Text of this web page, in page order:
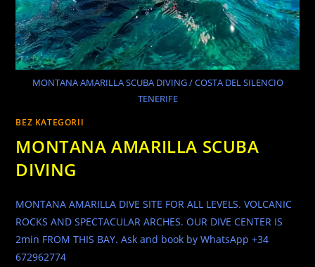
MONTANA AMARILLA SCUBA DIVING / COSTA DEL SILENCIO
TENERIFE
BEZ KATEGORII
MONTANA AMARILLA SCUBA
DIVING
MONTANA AMARILLA DIVE SITE FOR ALL LEVELS. VOLCANIC
ROCKS AND SPECTACULAR ARCHES. OUR DIVE CENTER IS
2min FROM THIS BAY. Ask and book by WhatsApp +34
672962774